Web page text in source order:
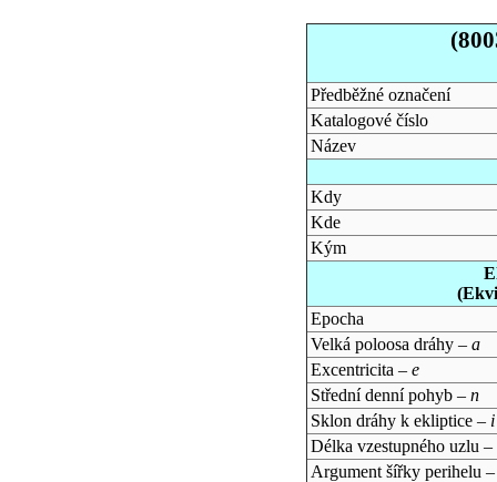
Předběžné označení
Katalogové číslo
Název
Kdy
Kde
Kým
Epocha
Velká poloosa dráhy – a
Excentricita – e
Střední denní pohyb – n
Sklon dráhy k ekliptice – i
Délka vzestupného uzlu –
Argument šířky perihelu